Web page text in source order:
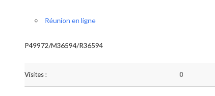
Réunion en ligne
P49972/M36594/R36594
Visites : 0